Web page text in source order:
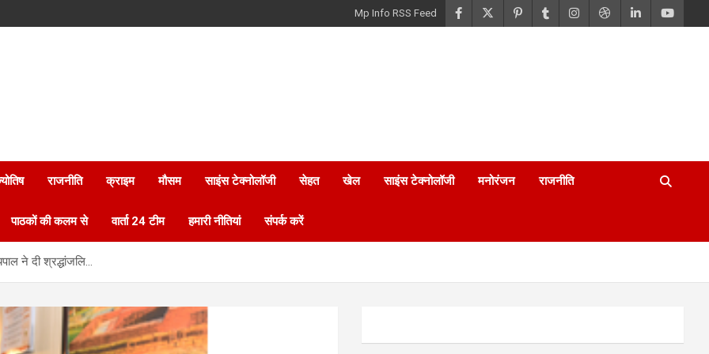
Mp Info RSS Feed
राजनीति क्राइम मौसम साइंस टेक्नोलॉजी सेहत खेल साइंस टेक्नोलॉजी मनोरंजन राजनीति
पाठकों की कलम से वार्ता 24 टीम हमारी नीतियां संपर्क करें
ने दी श्रद्धांजलि…